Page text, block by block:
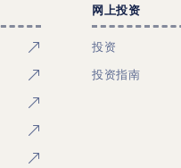
网上投资
投资
投资指南